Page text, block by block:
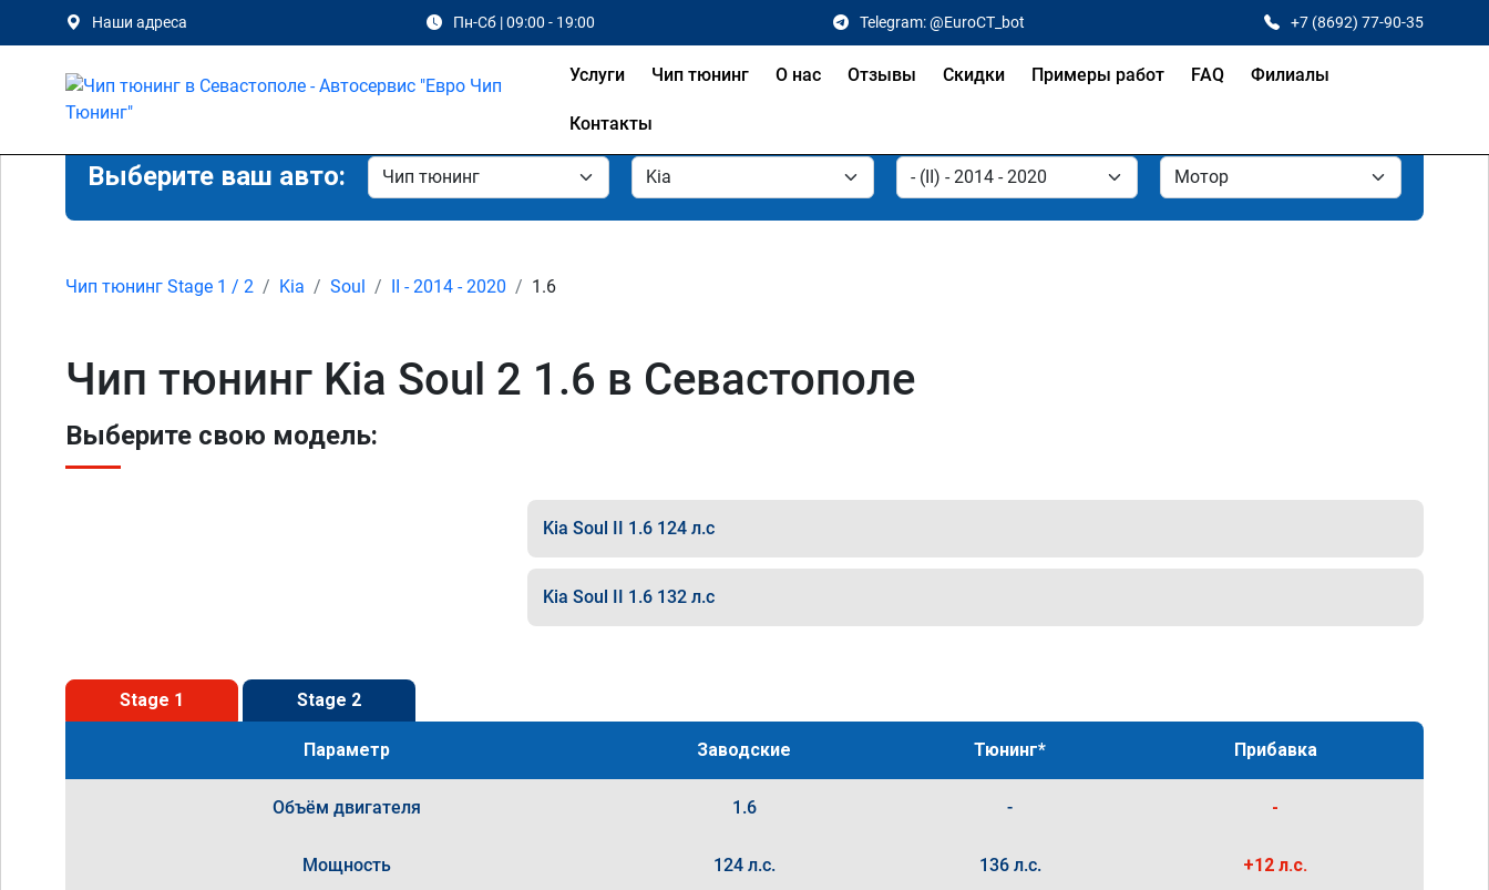
Наши адреса Пн-Сб | 09:00 - 19:00 Telegram: @EuroCT_bot +7 (8692) 77-90-35
Услуги Чип тюнинг О нас Отзывы Скидки Примеры работ FAQ Филиалы
Контакты
Выберите ваш авто:
Чип тюнинг Stage 1 / 2 Kia Soul II - 2014 - 2020 1.6
Чип тюнинг Kia Soul 2 1.6 в Севастополе
Выберите свою модель:
Kia Soul II 1.6 124 л.с
Kia Soul II 1.6 132 л.с
Stage 1 Stage 2
Параметр Заводские Тюнинг* Прибавка
Объём двигателя 1.6 - -
Мощность 124 л.с. 136 л.с. +12 л.с.